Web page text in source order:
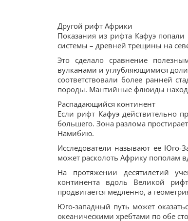
Другой рифт Африки
Показания из рифта Кафуэ
системы – древней трещины на
Это сделало сравнение
вулканами и углубляющимися
соответствовали более ранней
породы. Мантийные флюиды
Распадающийся континент
Если рифт Кафуэ действительно
большего. Зона разлома
Намибию.
Исследователи называют ее Юго-
может расколоть Африку пополам
На протяжении десятилетий
континента вдоль Великой
продвигается медленно, а
Юго-западный путь может
океаническими хребтами по обе